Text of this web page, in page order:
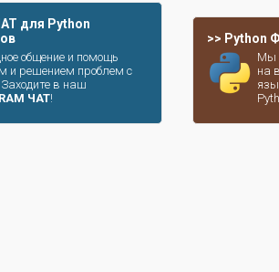
для Python
общение и помощь
и решением проблем с
в наш
ЧАТ!
>> Python
Мы
на